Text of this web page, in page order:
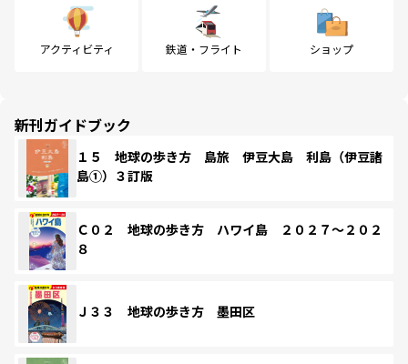
アクティビティ 鉄道・フライト ショップ
新刊ガイドブック
１５ 地球の歩き方 島旅 伊豆大島 利島（伊豆諸
島①）３訂版
Ｃ０２ 地球の歩き方 ハワイ島 ２０２７～２０２
８
Ｊ３３ 地球の歩き方 墨田区